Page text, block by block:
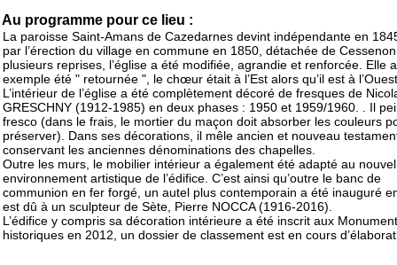
Au programme pour ce lieu :
La paroisse Saint-Amans de Cazedarnes devint indépendante en
par l’érection du village en commune en 1850, détachée de
plusieurs reprises, l’église a été modifiée, agrandie et renforcée. Elle
exemple été " retournée ", le chœur était à l’Est alors qu’il est à
L’intérieur de l’église a été complètement décoré de fresques de
GRESCHNY (1912-1985) en deux phases : 1950 et 1959/1960. . Il
fresco (dans le frais, le mortier du maçon doit absorber les couleurs
préserver). Dans ses décorations, il mêle ancien et nouveau
conservant les anciennes dénominations des chapelles.
Outre les murs, le mobilier intérieur a également été adapté au nouvel
environnement artistique de l’édifice. C’est ainsi qu’outre le banc de
communion en fer forgé, un autel plus contemporain a été inauguré
est dû à un sculpteur de Sète, Pierre NOCCA (1916-2016).
L’édifice y compris sa décoration intérieure a été inscrit aux
historiques en 2012, un dossier de classement est en cours